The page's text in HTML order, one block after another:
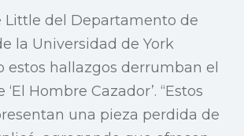
Little del Departamento de
la Universidad de York
estos hallazgos derrumban el
Hombre Cazador’. “Estos
una pieza perdida de